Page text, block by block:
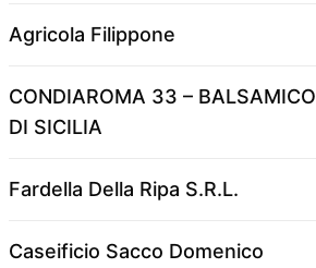
Agricola Filippone
CONDIAROMA 33 – BALSAMICO
DI SICILIA
Fardella Della Ripa S.R.L.
Caseificio Sacco Domenico